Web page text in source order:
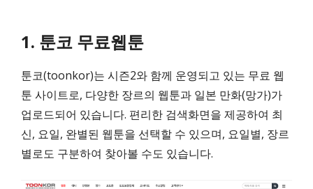
1. 툰코 무료웹툰
툰코(toonkor)는 시즌2와 함께 운영되고 있는 무료 웹
툰 사이트로, 다양한 장르의 웹툰과 일본 만화(망가)가
업로드되어 있습니다. 편리한 검색화면을 제공하여 최
신, 요일, 완별된 웹툰을 선택할 수 있으며, 요일별, 장르
별로도 구분하여 찾아볼 수도 있습니다.